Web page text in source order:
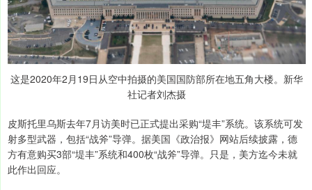
这是2020年2月19日从空中拍摄的美国国防部所在地五角大楼。新华
社记者刘杰摄
皮斯托里乌斯去年7月访美时已正式提出采购“堤丰”系统。该系统可发
射多型武器，包括“战斧”导弹。据美国《政治报》网站后续披露，德
方有意购买3部“堤丰”系统和400枚“战斧”导弹。只是，美方迄今未就
此作出回应。